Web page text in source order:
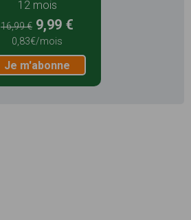
12 mois
16,99 € 9,99 €
0,83€/mois
Je m'abonne